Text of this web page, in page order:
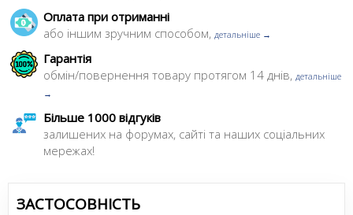
Оплата при отриманні
або іншим зручним способом, детальніше →
Гарантія
обмін/повернення товару протягом 14 днів, детальніше
→
Більше 1000 відгуків
залишених на форумах, сайті та наших соціальних
мережах!
ЗАСТОСОВНІСТЬ